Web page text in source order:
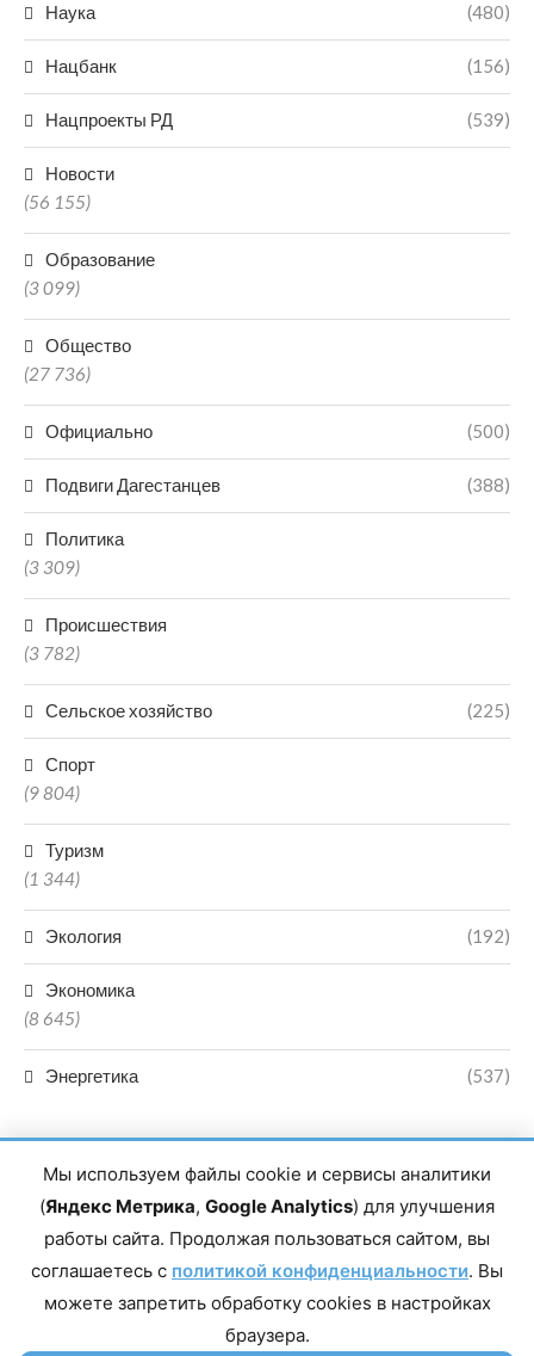
Наука (480)
Нацбанк (156)
Нацпроекты РД (539)
Новости
(56 155)
Образование
(3 099)
Общество
(27 736)
Официально (500)
Подвиги Дагестанцев (388)
Политика
(3 309)
Происшествия
(3 782)
Сельское хозяйство (225)
Спорт
(9 804)
Туризм
(1 344)
Экология (192)
Экономика
(8 645)
Энергетика (537)
Главный редактор сетевого издания Магомаев Тимур Нухович.
Контакты редакции: 8(988)-292-94-34 Почта: vestiskfo@gmail.com По
Республика Дагестан, г. Махачкала, пр-т Насрутдинова, д. 1а. Все
права защищены. Копирование и использование полных материалов
запрещено, частичное цитирование возможно только при условии
Мы используем файлы cookie и сервисы аналитики
(Яндекс Метрика, Google Analytics) для улучшения
работы сайта. Продолжая пользоваться сайтом, вы
соглашаетесь с политикой конфиденциальности. Вы
можете запретить обработку cookies в настройках
браузера.